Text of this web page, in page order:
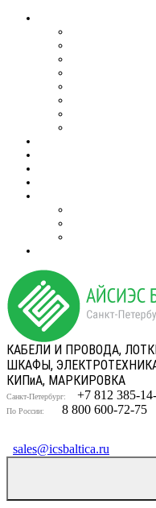
КАБЕЛИ И ПРОВОДА,
ШКАФЫ,
КИПиА, МАРКИРОВКА
Санкт-Петербург: +7 812 385-
По России: 8 800 600-72-75
sales@icsbaltica.ru